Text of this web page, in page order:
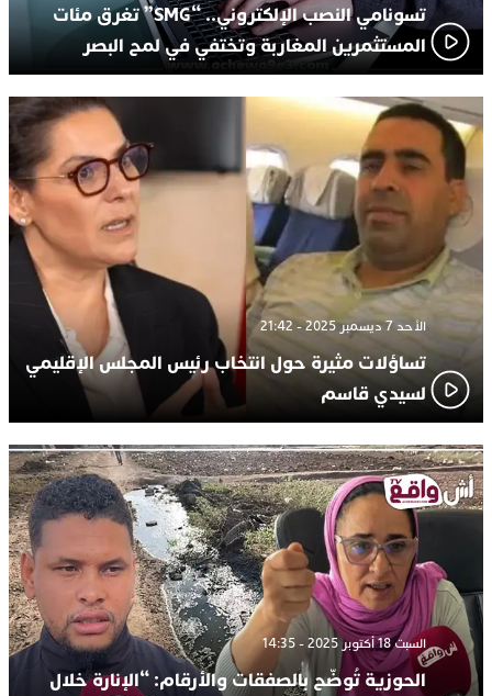
تسونامي النصب الإلكتروني.. “SMG” تغرق مئات
المستثمرين المغاربة وتختفي في لمح البصر
الأحد 7 ديسمبر 2025 - 21:42
تساؤلات مثيرة حول انتخاب رئيس المجلس الإقليمي
لسيدي قاسم
السبت 18 أكتوبر 2025 - 14:35
الحوزية تُوضّح بالصفقات والأرقام: “الإنارة خلال